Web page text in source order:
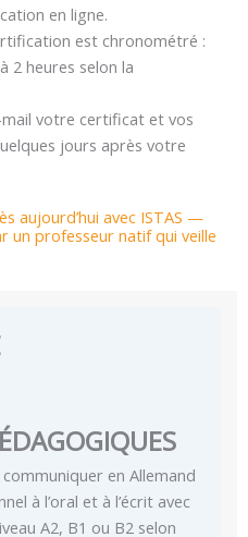
en ligne.
est chronométré :
2 heures selon la
votre certificat et vos
jours après votre
aujourd’hui avec ISTAS —
un professeur natif qui veille
en Allemand
à l’oral et à l’écrit avec
A2, B1 ou B2 selon